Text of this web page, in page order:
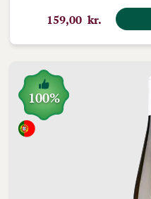
159,00 kr.
100%